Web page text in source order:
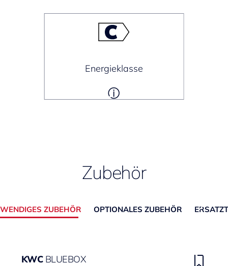
Energieklasse
Zubehör
ZUBEHÖR OPTIONALES ZUBEHÖR
KWC BLUEBOX